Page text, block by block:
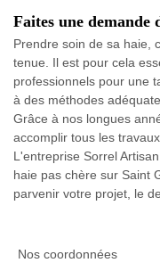
Faites une demande
Prendre soin de sa haie,
tenue. Il est pour cela
professionnels pour une
à des méthodes
Grâce à nos longues
accomplir tous les
L'entreprise Sorrel
haie pas chère sur Saint
parvenir votre projet, le
Nos coordonnées